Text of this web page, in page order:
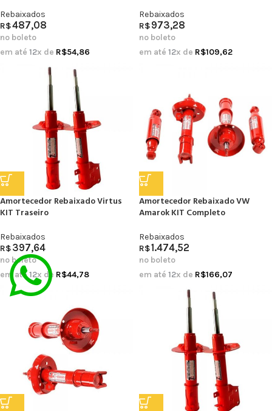
Rebaixados
R$487,08
no boleto
em até 12x de R$54,86
Rebaixados
R$973,28
no boleto
em até 12x de R$109,62
Amortecedor Rebaixado Virtus
KIT Traseiro
Rebaixados
R$397,64
no boleto
em até12x de R$44,78
Amortecedor Rebaixado VW
Amarok KIT Completo
Rebaixados
R$1.474,52
no boleto
em até 12x de R$166,07